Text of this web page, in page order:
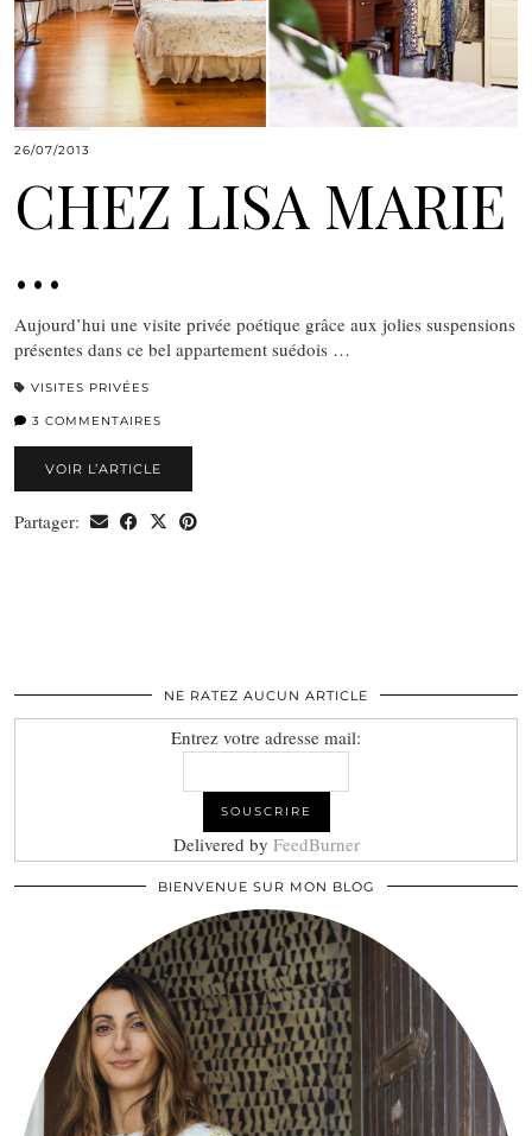
26/07/2013
CHEZ LISA MARIE
…
Aujourd’hui une visite privée poétique grâce aux jolies suspensions
présentes dans ce bel appartement suédois …
VISITES PRIVÉES
3 COMMENTAIRES
VOIR L’ARTICLE
Partager:
NE RATEZ AUCUN ARTICLE
Entrez votre adresse mail:
Delivered by FeedBurner
BIENVENUE SUR MON BLOG